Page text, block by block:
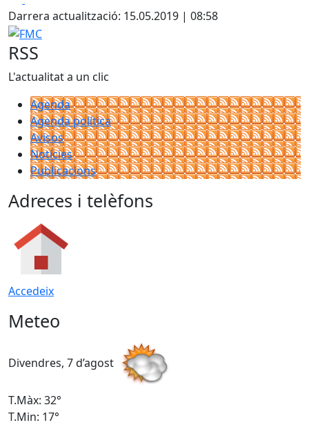
Darrera actualització: 15.05.2019 | 08:58
FMC
RSS
L'actualitat a un clic
Agenda
Agenda política
Avisos
Notícies
Publicacions
Adreces i telèfons
Accedeix
Meteo
Divendres, 7 d’agost
T.Màx: 32°
T.Min: 17°